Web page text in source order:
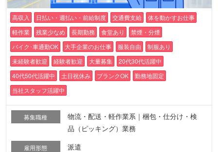
高収入 日払い・週払い・前給制度 交通費支給
体を動かすお仕事
軽作業
残業少なめ 長期勤務 食堂あり
禁煙・分煙
バイク･車通勤OK
大手企業のお仕事 服装自由
制服あり
未経験者歓迎
経験者歓迎 大量募集
20代30代活躍中
40代50代活躍中
土日祝休み ブランクOK
勤務地固定
当社スタッフ活躍中
募集職種
物流・配送・軽作業系｜梱包・仕分け・検
品（ピッキング）業務
雇用形態 派遣